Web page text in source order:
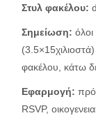
Στυλ φακέλου:
Σημείωση: όλοι
φακέλου, κάτω
Εφαρμογή:
RSVP,